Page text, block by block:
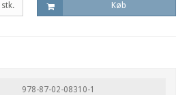
stk. Køb
978-87-02-08310-1